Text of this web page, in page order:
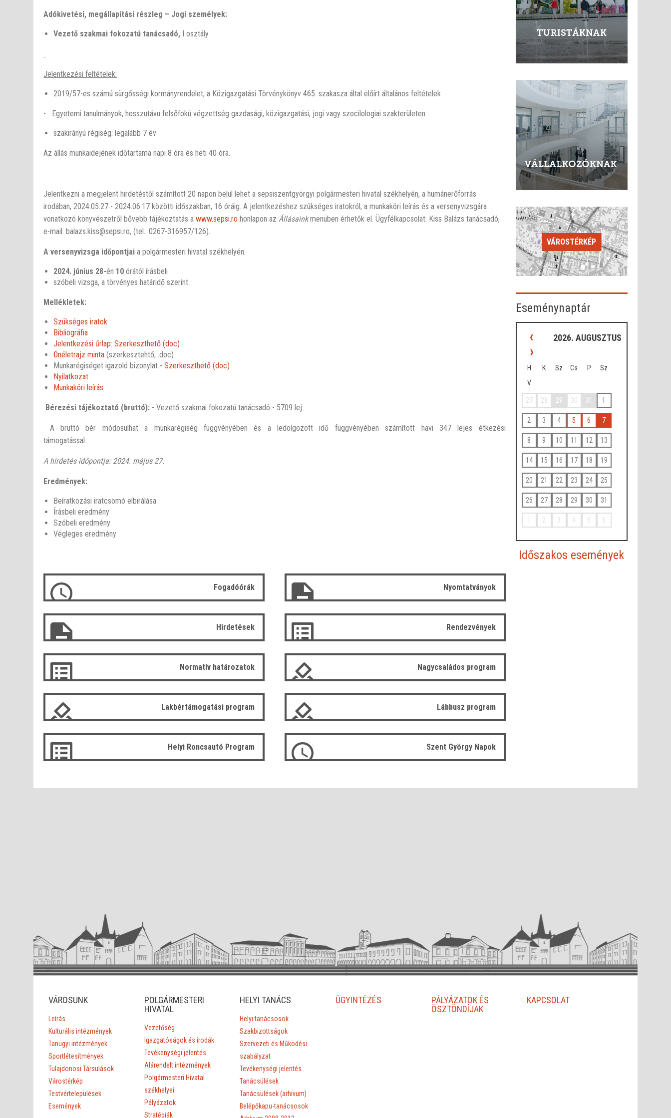
Adókivetési, megállapítási részleg – Jogi személyek:
Vezető szakmai fokozatú tanácsadó, I osztály
Jelentkezési feltételek:
2019/57-es számú sürgősségi kormányrendelet, a Közigazgatási Törvénykönyv 465. szakasza által előírt általános feltételek
- Egyetemi tanulmányok, hosszutávu felsőfokú végzettség gazdasági, közigazgatási, jogi vagy szocilologiai szakterületen.
szakirányú régiség: legalább 7 év
Az állás munkaidejének időtartama napi 8 óra és heti 40 óra.
Jelentkezni a megjelent hirdetéstől számított 20 napon belül lehet a sepsiszentgyörgyi polgármesteri hivatal székhelyén, a humánerőforrás
irodában, 2024.05.27 - 2024.06.17 közötti időszakban, 16 óráig. A jelentkezéshez szükséges iratokról, a munkaköri leírás és a versenyvizsgára
vonatkozó könyvészetről bővebb tájékoztatás awww.sepsi.ro honlapon azÁllásainkmenüben érhetők el. Ügyfélkapcsolat: Kiss Balázs tanácsadó,
e-mail: balazs.kiss@sepsi.ro, (tel.: 0267-316957/126).
A versenyvizsga időpontjai a polgármesteri hivatal székhelyén:
2024. június 28-én 10 órától írásbeli
szóbeli vizsga, a törvényes határidő szerint
Mellékletek:
Szükséges iratok
Bibliográfia
Jelentkezési űrlap: Szerkeszthető (doc)
Önéletrajz minta (szerkesztehtő, .doc)
Munkarégiséget igazoló bizonylat -Szerkeszthető (doc)
Nyilatkozat
Munkaköri leírás
Bérezési tájékoztató (bruttó): - Vezető szakmai fokozatú tanácsadó - 5709 lej
A bruttó bér módosulhat a munkarégiség függvényében és a ledolgozott idő függvényében számított havi 347 lejes étkezési
támogatással.
A hirdetés időpontja: 2024. május 27.
Eredmények:
Beíratkozási iratcsomó elbirálása
Írásbeli eredmény
Szóbeli eredmény
Végleges eredmény
Fogadóórák Nyomtatványok
Hirdetések Rendezvények
Normatív határozatok Nagycsaládos program
Lakbértámogatási program Lábbusz program
Helyi Roncsautó Program Szent György Napok
VÁROSTÉRKÉP
Eseménynaptár
‹ 2026. AUGUSZTUS
›
H K Sz Cs P
Sz
V
27 28 29 30 31 1
2 3 4 5 6 7
8 9 10 11 12 13
14 15 16 17 18 19
20 21 22 23 24 25
26 27 28 29 30 31
1 2 3 4 5 6
Időszakos események
VÁROSUNK
Leírás
Kulturális intézmények
Tanügyi intézmények
Sportlétesítmények
Tulajdonosi Társulások
Várostérkép
Testvértelepülések
Események
POLGÁRMESTERI
HIVATAL
Vezetőség
Igazgatóságok és irodák
Tevékenységi jelentés
Alárendelt intézmények
Polgármesteri Hivatal
székhelyei
Pályázatok
Stratégiák
HELYI TANÁCS
Helyi tanácsosok
Szakbizottságok
Szervezeti és Működési
szabályzat
Tevékenységi jelentés
Tanácsülések
Tanácsülések (arhívum)
Belépőkapu-tanácsosok
ÜGYINTÉZÉS
PÁLYÁZATOK ÉS
ÖSZTÖNDÍJAK
KAPCSOLAT